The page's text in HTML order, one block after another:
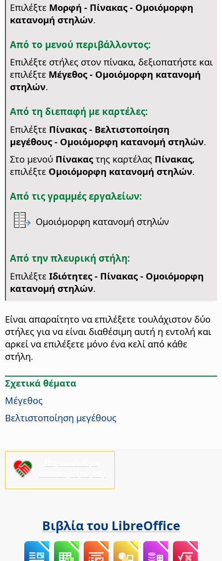
Επιλέξτε Μορφή - Πίνακας - Ομοιόμορφη
κατανομή στηλών.
Από το μενού περιβάλλοντος:
Επιλέξτε στήλες στον πίνακα, δεξιοπατήστε και
επιλέξτε Μέγεθος - Ομοιόμορφη κατανομή
στηλών.
Από τη διεπαφή με καρτέλες:
Επιλέξτε Πίνακας - Βελτιστοποίηση
μεγέθους - Ομοιόμορφη κατανομή στηλών.
Στο μενού Πίνακαςτης καρτέλας Πίνακας,
επιλέξτε Ομοιόμορφη κατανομή στηλών.
Από τις γραμμές εργαλείων:
Ομοιόμορφη κατανομή στηλών
Από την πλευρική στήλη:
Επιλέξτε Ιδιότητες - Πίνακας - Ομοιόμορφη
κατανομή στηλών.
Είναι απαραίτητο να επιλέξετε τουλάχιστον δύο
στήλες για να είναι διαθέσιμη αυτή η εντολή και
αρκεί να επιλέξετε μόνο ένα κελί από κάθε
στήλη.
Σχετικά θέματα
Μέγεθος
Βελτιστοποίηση μεγέθους
Βιβλία του LibreOffice